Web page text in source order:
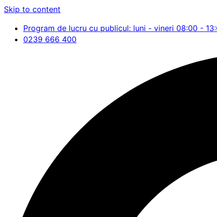
Skip to content
Program de lucru cu publicul: luni - vineri 08:00 -
0239 666 400